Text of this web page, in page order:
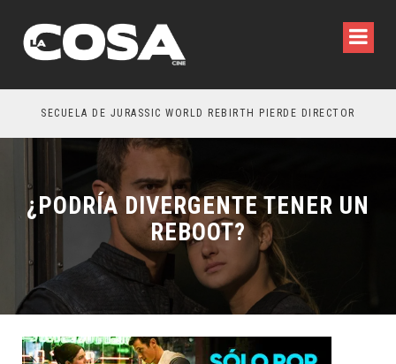
SECUELA DE JURASSIC WORLD REBIRTH PIERDE DIRECTOR
¿PODRÍA DIVERGENTE TENER UN
REBOOT?